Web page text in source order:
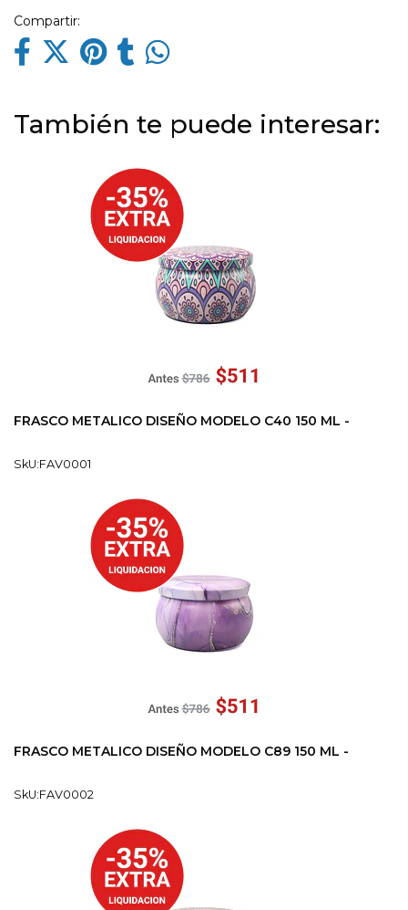
Compartir:
También te puede interesar:
FRASCO METALICO DISEÑO MODELO C40 150 ML -
SkU:FAV0001
FRASCO METALICO DISEÑO MODELO C89 150 ML -
SkU:FAV0002